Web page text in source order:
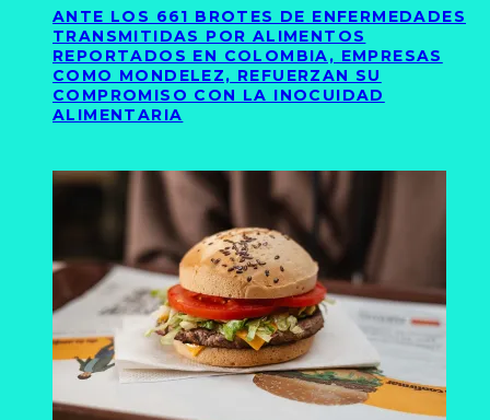
ANTE LOS 661 BROTES DE ENFERMEDADES
TRANSMITIDAS POR ALIMENTOS
REPORTADOS EN COLOMBIA, EMPRESAS
COMO MONDELEZ, REFUERZAN SU
COMPROMISO CON LA INOCUIDAD
ALIMENTARIA